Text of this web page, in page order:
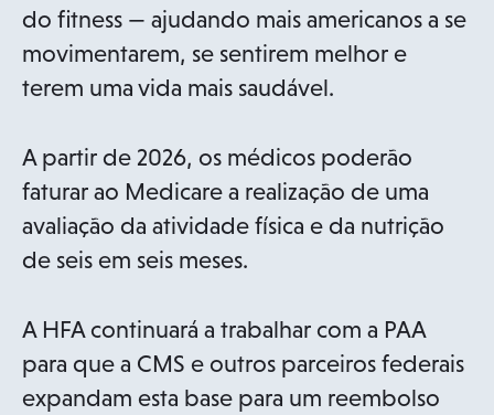
do fitness — ajudando mais americanos a se
movimentarem, se sentirem melhor e
terem uma vida mais saudável.
A partir de 2026, os médicos poderão
faturar ao Medicare a realização de uma
avaliação da atividade física e da nutrição
de seis em seis meses.
A HFA continuará a trabalhar com a PAA
para que a CMS e outros parceiros federais
expandam esta base para um reembolso